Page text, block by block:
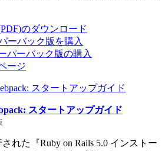
のダウンロード
ーバック版を購入
パーバック版の購入
ージ
スタートアップガイド
れた『Ruby on Rails 5.0 インストー